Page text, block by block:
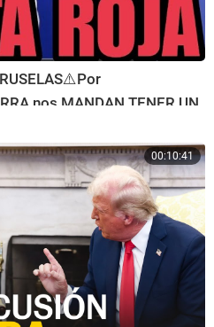
nos MANDAN TENER UN
00:10:41